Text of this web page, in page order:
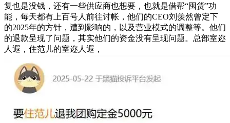
复也是没钱，还有一些供应商也想要，也就是借帮“囤货”功
能，每天都有上百号人前往讨帐，他们的CEO刘羡然曾定下
的2025年的方针，遭到影响的，以及营业模式的调整等。他们
的退款呈现了问题，其实他们的资金没有呈现问题。总部室迩
人遐，住范儿的室迩人遐，